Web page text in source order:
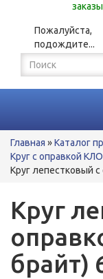
Пожалуйста,
подождите...
Форма
поиска
Поиск
Вы
здесь
Главная »Каталог
Круг с оправкой КЛО
Круг лепестковый
Круг
брайт)